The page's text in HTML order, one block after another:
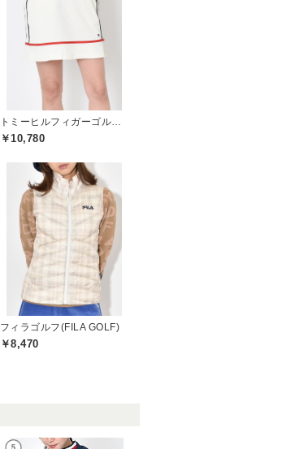
￥10,780
フィラゴルフ(FILA GOLF)
￥8,470